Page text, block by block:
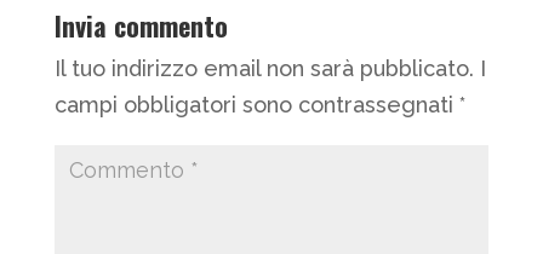
Invia commento
Il tuo indirizzo email non sarà pubblicato. I
campi obbligatori sono contrassegnati *